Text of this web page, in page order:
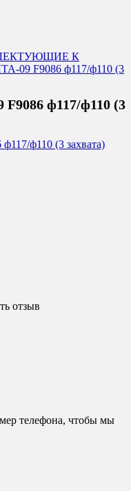
К
09 F9086 ф117/ф110 (3
ф117/ф110 (3
отзыв
телефона, чтобы мы